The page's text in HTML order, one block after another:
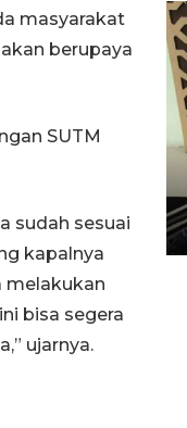
masyarakat
berupaya
SUTM
sudah sesuai
kapalnya
melakukan
bisa segera
ujarnya.